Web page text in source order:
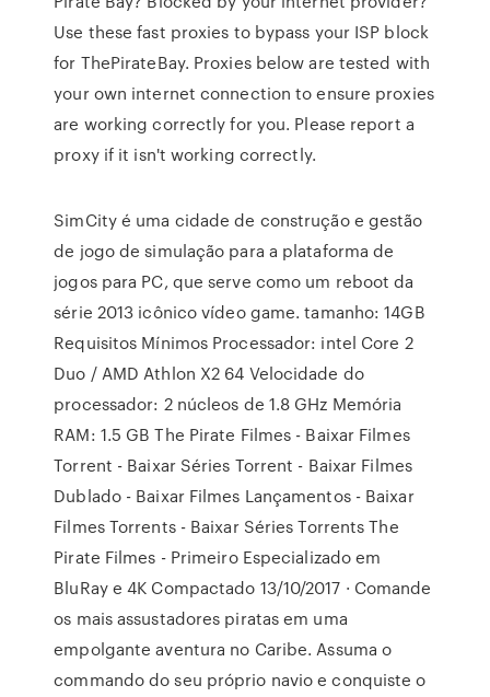
Use these fast proxies to bypass your ISP block
for ThePirateBay. Proxies below are tested with
your own internet connection to ensure proxies
are working correctly for you. Please report a
proxy if it isn't working correctly.
SimCity é uma cidade de construção e gestão
de jogo de simulação para a plataforma de
jogos para PC, que serve como um reboot da
série 2013 icônico vídeo game. tamanho: 14GB
Requisitos Mínimos Processador: intel Core 2
Duo / AMD Athlon X2 64 Velocidade do
processador: 2 núcleos de 1.8 GHz Memória
RAM: 1.5 GB The Pirate Filmes - Baixar Filmes
Torrent - Baixar Séries Torrent - Baixar Filmes
Dublado - Baixar Filmes Lançamentos - Baixar
Filmes Torrents - Baixar Séries Torrents The
Pirate Filmes - Primeiro Especializado em
BluRay e 4K Compactado 13/10/2017 · Comande
os mais assustadores piratas em uma
empolgante aventura no Caribe. Assuma o
commando do seu próprio navio e conquiste o